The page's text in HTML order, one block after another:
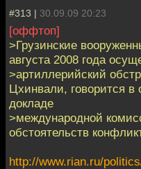
#313 | 30.09.09 20:23
[оффтоп]
>Грузинские
августа 2008 года
>артиллерийский
Цхинвали, говорится в
докладе
>международной
обстоятельств
http://www.rian.ru/